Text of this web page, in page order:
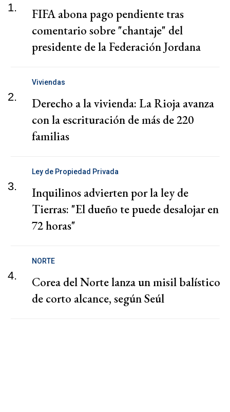
1.
FIFA abona pago pendiente tras
comentario sobre "chantaje" del
presidente de la Federación Jordana
2.
Viviendas
Derecho a la vivienda: La Rioja avanza
con la escrituración de más de 220
familias
3.
Ley de Propiedad Privada
Inquilinos advierten por la ley de
Tierras: "El dueño te puede desalojar en
72 horas"
4.
NORTE
Corea del Norte lanza un misil balístico
de corto alcance, según Seúl